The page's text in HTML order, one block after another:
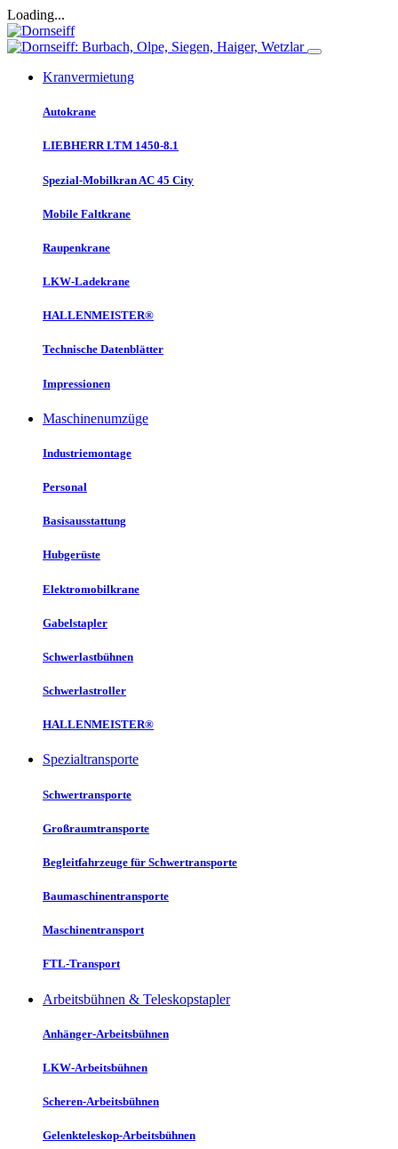
Loading...
Kranvermietung
Autokrane
LIEBHERR LTM 1450-8.1
Spezial-Mobilkran AC 45 City
Mobile Faltkrane
Raupenkrane
LKW-Ladekrane
HALLENMEISTER®
Technische Datenblätter
Impressionen
Maschinenumzüge
Industriemontage
Personal
Basisausstattung
Hubgerüste
Elektromobilkrane
Gabelstapler
Schwerlastbühnen
Schwerlastroller
HALLENMEISTER®
Spezialtransporte
Schwertransporte
Großraumtransporte
Begleitfahrzeuge für Schwertransporte
Baumaschinentransporte
Maschinentransport
FTL-Transport
Arbeitsbühnen & Teleskopstapler
Anhänger-Arbeitsbühnen
LKW-Arbeitsbühnen
Scheren-Arbeitsbühnen
Gelenkteleskop-Arbeitsbühnen